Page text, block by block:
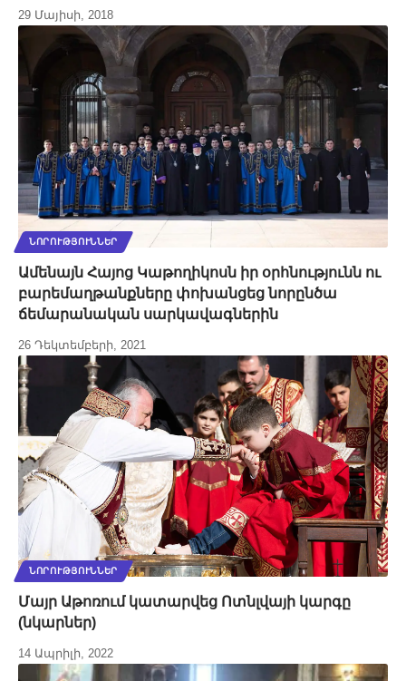
29 Մայիսի, 2018
ՆՈՐՈՒԹՅՈՒՆՆԵՐ
Ամենայն Հայոց Կաթողիկոսն իր օրհնությունն ու
բարեմաղթանքները փոխանցեց նորընծա
ճեմարանական սարկավագներին
26 Դեկտեմբերի, 2021
ՆՈՐՈՒԹՅՈՒՆՆԵՐ
Մայր Աթոռում կատարվեց Ոտնլվայի կարգը
(նկարներ)
14 Ապրիլի, 2022